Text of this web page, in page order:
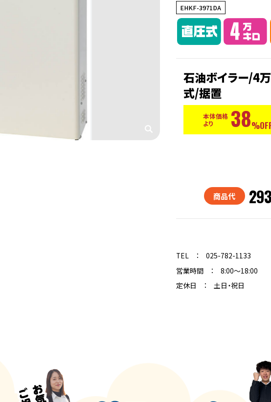
EHKF-3971DA
石油ボイラー/4
式/据置
本体価格
より 38
商品代
TEL ： 025-782-1133
営業時間 ： 8:00～18:00
定休日 ： 土日・祝日